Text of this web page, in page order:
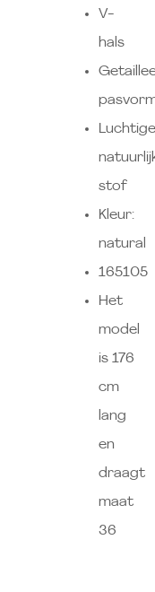
V-
hals
stof
Kleur:
natural
165105
Het
model
is 176
cm
lang
en
draagt
maat
36